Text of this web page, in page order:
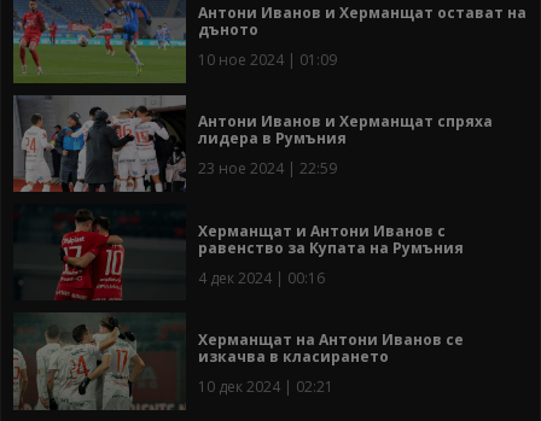
Антони Иванов и Херманщат остават на
дъното
10 ное 2024 | 01:09
Антони Иванов и Херманщат спряха
лидера в Румъния
23 ное 2024 | 22:59
Херманщат и Антони Иванов с
равенство за Купата на Румъния
4 дек 2024 | 00:16
Херманщат на Антони Иванов се
изкачва в класирането
10 дек 2024 | 02:21